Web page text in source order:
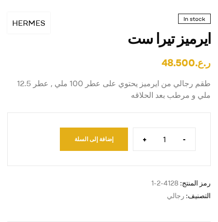
HERMES In stock
ايرميز تيرا ست
ر.ع.48.500
طقم رجالي من ايرميز يحتوي على عطر 100 ملي , عطر 12.5
ملي و مرطب بعد الحلاقه
-
+ إضافة إلى السلة
رمز المنتج: 4128-2-1
التصنيف: رجالي